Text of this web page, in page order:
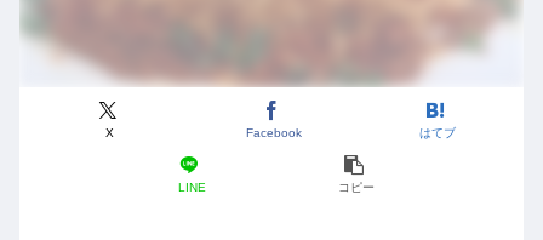
X Facebook はてブ
LINE コピー